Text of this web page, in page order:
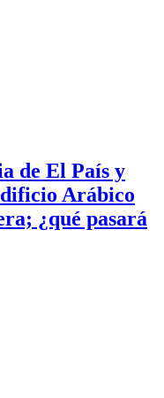
de El País y
Arábico
¿qué pasará